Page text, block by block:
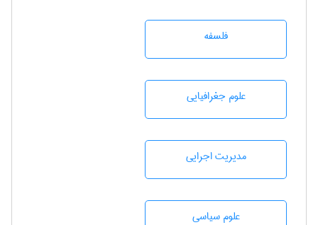
فلسفه
علوم جغرافيايی
مديريت اجرايی
علوم سياسی